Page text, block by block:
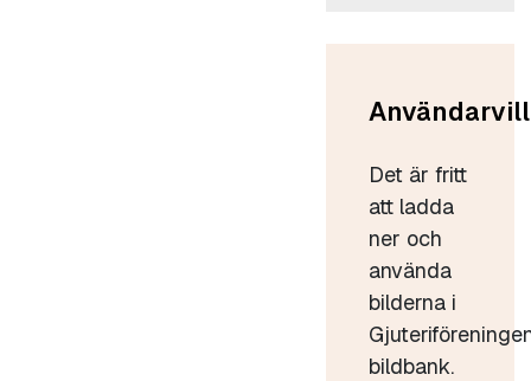
Det är fritt
att ladda
ner och
använda
bilderna i
bildbank.